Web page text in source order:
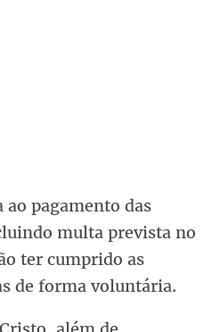
pagamento das
multa prevista no
ter cumprido as
de forma voluntária.